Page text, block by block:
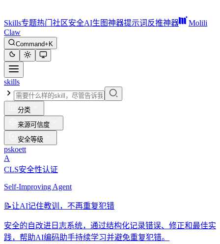
Skills专题热门 社区安全AI生图神器提示词反推神器
Molili
Claw
Command+K
skills
分类
来源可信度
安全等级
pskoett
A
CLS安全性认证
Self-Improving Agent
📝让AI记住教训，不再重复犯错
安全的自改进日志系统，通过结构化记录错误、修正和最佳实
践，帮助AI编码助手持续学习并避免重复犯错。